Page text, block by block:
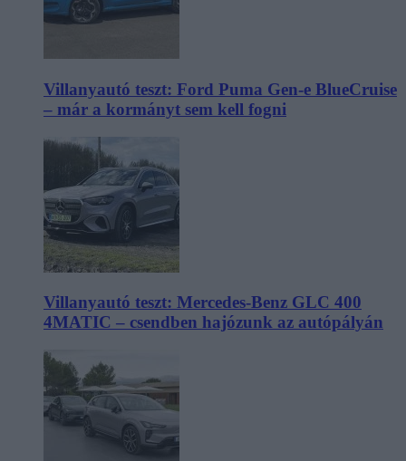
Villanyautó teszt: Ford Puma Gen-e BlueCruise
– már a kormányt sem kell fogni
Villanyautó teszt: Mercedes-Benz GLC 400
4MATIC – csendben hajózunk az autópályán